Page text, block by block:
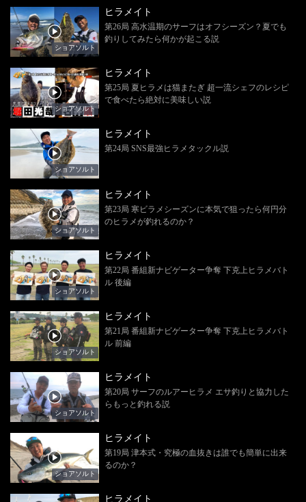
ショアソルト
ヒラメイト
第26局 高水温期のサーフはオフシーズン？夏でも
釣りしてみたら何かが起こる説
ショアソルト
ヒラメイト
第25局 夏ヒラメは猫またぎ 超一流シェフのレシピ
で食べたら絶対に美味しい説
ショアソルト
ヒラメイト
第24局 SNS最強ヒラメタックル説
ショアソルト
ヒラメイト
第23局 寒ビラメシーズンに本気で狙ったら何円分
のヒラメが釣れるのか？
ショアソルト
ヒラメイト
第22局 番組新ナビゲーター争奪 下克上ヒラメバト
ル 後編
ショアソルト
ヒラメイト
第21局 番組新ナビゲーター争奪 下克上ヒラメバト
ル 前編
ショアソルト
ヒラメイト
第20局 サーフのルアーヒラメ エサ釣りと協力した
らもっと釣れる説
ショアソルト
ヒラメイト
第19局 津本式・究極の血抜きは誰でも簡単に出来
るのか？
ヒラメイト